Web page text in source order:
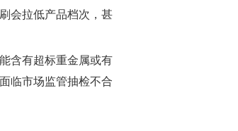
会拉低产品档次，甚
含有超标重金属或有
临市场监管抽检不合